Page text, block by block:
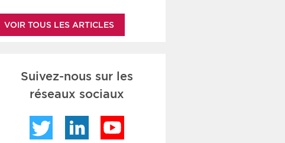
VOIR TOUS LES ARTICLES
Suivez-nous sur les
réseaux sociaux
Twitter LinkedIn